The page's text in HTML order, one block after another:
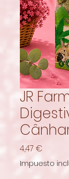
JR
4,47 €
Impuesto